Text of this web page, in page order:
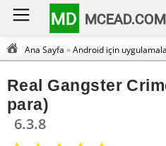
MD MCEAD.COM
Ana Sayfa »Android için
Real Gangster
para)
6.3.8